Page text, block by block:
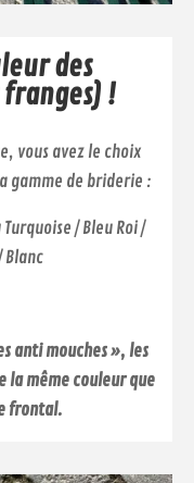
des
!
vous avez le choix
gamme de briderie :
Turquoise / Bleu Roi /
Blanc
anti mouches », les
la même couleur que
frontal.